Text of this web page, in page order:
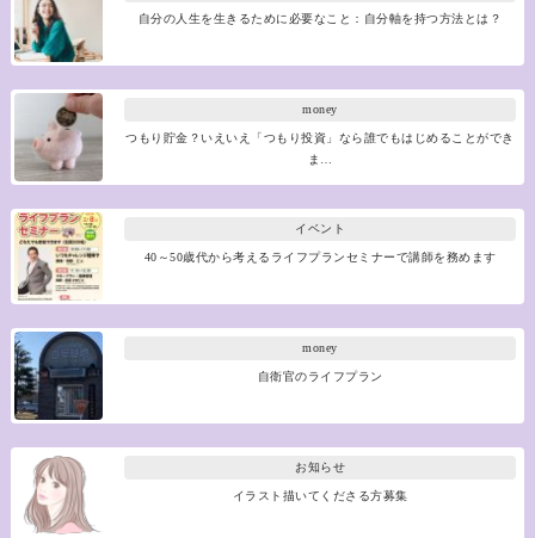
自分の人生を生きるために必要なこと：自分軸を持つ方法とは？
money
つもり貯金？いえいえ「つもり投資」なら誰でもはじめることができ
ま…
イベント
40～50歳代から考えるライフプランセミナーで講師を務めます
money
自衛官のライフプラン
お知らせ
イラスト描いてくださる方募集